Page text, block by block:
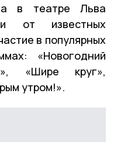
в театре Льва
от известных
в популярных
«Новогодний
«Шире круг»,
утром!».